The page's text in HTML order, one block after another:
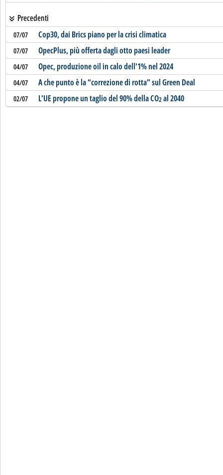
Precedenti
07/07 Cop30, dai Brics piano per la crisi climatica
07/07 OpecPlus, più offerta dagli otto paesi leader
04/07 Opec, produzione oil in calo dell'1% nel 2024
04/07 A che punto è la “correzione di rotta” sul Green Deal
02/07 L'UE propone un taglio del 90% della CO2al 2040